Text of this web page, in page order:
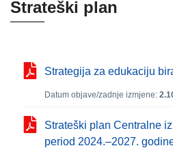
Strateški plan
Strategija za edukaciju
Datum objave/zadnje izmjene:
Strateški plan Centralne
period 2024.‒2027.